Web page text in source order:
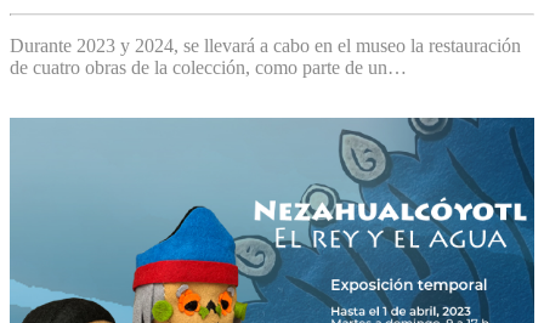
Durante 2023 y 2024, se llevará a cabo en el museo la restauración
de cuatro obras de la colección, como parte de un…